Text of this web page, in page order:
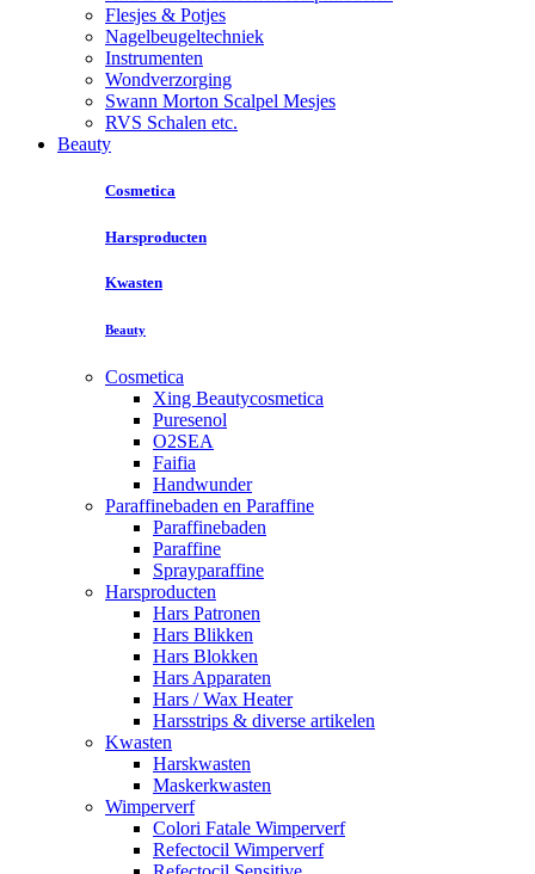
Flesjes & Potjes
Nagelbeugeltechniek
Instrumenten
Wondverzorging
Swann Morton Scalpel Mesjes
RVS Schalen etc.
Beauty
Cosmetica
Harsproducten
Kwasten
Beauty
Cosmetica
Xing Beautycosmetica
Puresenol
O2SEA
Faifia
Handwunder
Paraffinebaden en Paraffine
Paraffinebaden
Paraffine
Sprayparaffine
Harsproducten
Hars Patronen
Hars Blikken
Hars Blokken
Hars Apparaten
Hars / Wax Heater
Harsstrips & diverse artikelen
Kwasten
Harskwasten
Maskerkwasten
Wimperverf
Colori Fatale Wimperverf
Refectocil Wimperverf